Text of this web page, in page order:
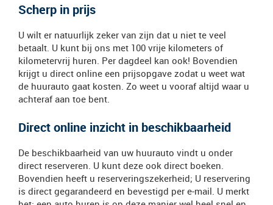
Scherp in prijs
U wilt er natuurlijk zeker van zijn dat u niet te veel
betaalt. U kunt bij ons met 100 vrije kilometers of
kilometervrij huren. Per dagdeel kan ook! Bovendien
krijgt u direct online een prijsopgave zodat u weet wat
de huurauto gaat kosten. Zo weet u vooraf altijd waar u
achteraf aan toe bent.
Direct online inzicht in beschikbaarheid
De beschikbaarheid van uw huurauto vindt u onder
direct reserveren. U kunt deze ook direct boeken.
Bovendien heeft u reserveringszekerheid; U reservering
is direct gegarandeerd en bevestigd per e-mail. U merkt